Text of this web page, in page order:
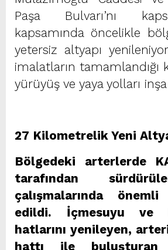
Paşa Bulvarı’nı
kapsamında öncelikle
yetersiz altyapı
imalatların tamamlandığı
yürüyüş ve yaya yolları
27 Kilometrelik Yeni
Bölgedeki arterlerde
tarafından
çalışmalarında
edildi. İçmesuyu ve
hatlarını yenileyen,
hattı ile